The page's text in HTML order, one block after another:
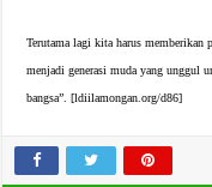
Terutama lagi kita harus memberikan
menjadi generasi muda yang unggul
bangsa”. [ldiilamongan.org/d86]